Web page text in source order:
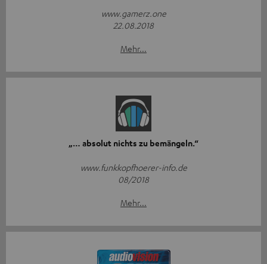
www.gamerz.one
22.08.2018
Mehr...
„… absolut nichts zu bemängeln.“
www.funkkopfhoerer-info.de
08/2018
Mehr...